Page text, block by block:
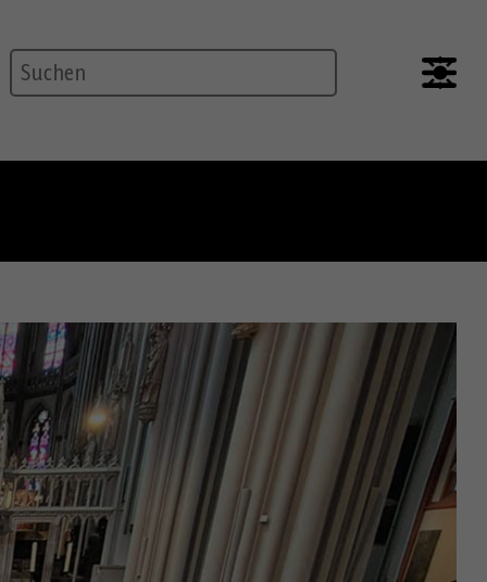
Suche